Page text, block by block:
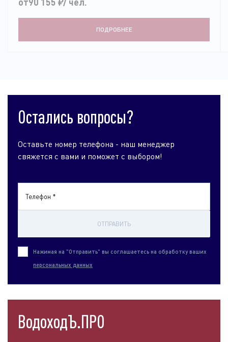
ПОДРОБНЕЕ
Остались вопросы?
Оставьте номер телефона - наш менеджер
свяжется с вами и поможет с выбором!
Телефон *
ОТПРАВИТЬ
Нажимая на "Отправить" вы соглашаетесь на обработку ваших
персональных данных
ВодоходЪ.ПРО